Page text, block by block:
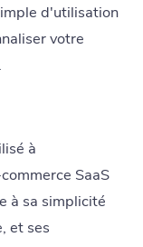
d'utilisation
votre
à
SaaS
à sa simplicité
et ses